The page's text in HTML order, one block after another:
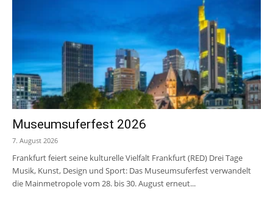
Museumsuferfest 2026
7. August 2026
Frankfurt feiert seine kulturelle Vielfalt Frankfurt (RED) Drei Tage
Musik, Kunst, Design und Sport: Das Museumsuferfest verwandelt
die Mainmetropole vom 28. bis 30. August erneut...